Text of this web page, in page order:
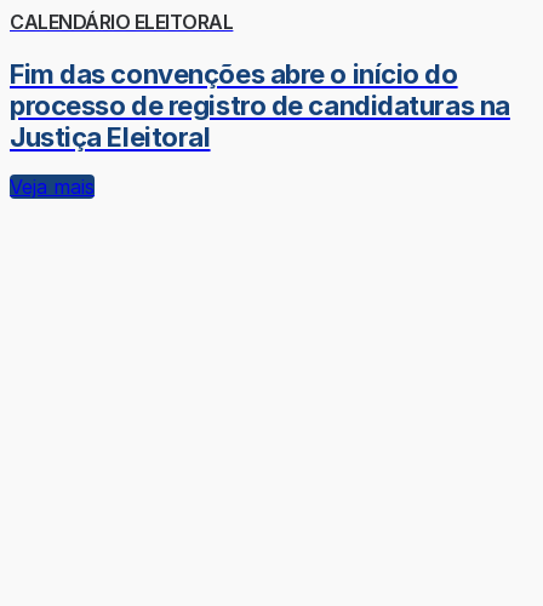
CALENDÁRIO ELEITORAL
Fim das convenções abre o início do
processo de registro de candidaturas na
Justiça Eleitoral
Veja mais